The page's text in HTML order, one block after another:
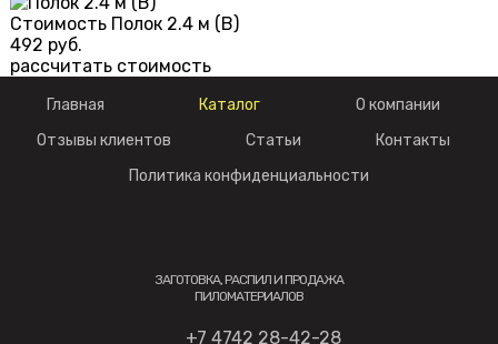
Стоимость Полок 2.4 м (В)
492 руб.
рассчитать стоимость
ЗАГОТОВКА, РАСПИЛ И ПРОДАЖА
ПИЛОМАТЕРИАЛОВ
Главная Каталог
О компании
Отзывы клиентов
Статьи
Контакты
Политика конфиденциальности
+7 4742 28-42-28